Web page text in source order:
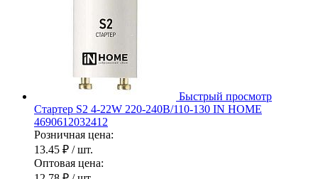
Быстрый просмотр
Стартер S2 4-22W 220-240В/110-130 IN HOME
4690612032412
Розничная цена:
13.45 ₽ / шт.
Оптовая цена: